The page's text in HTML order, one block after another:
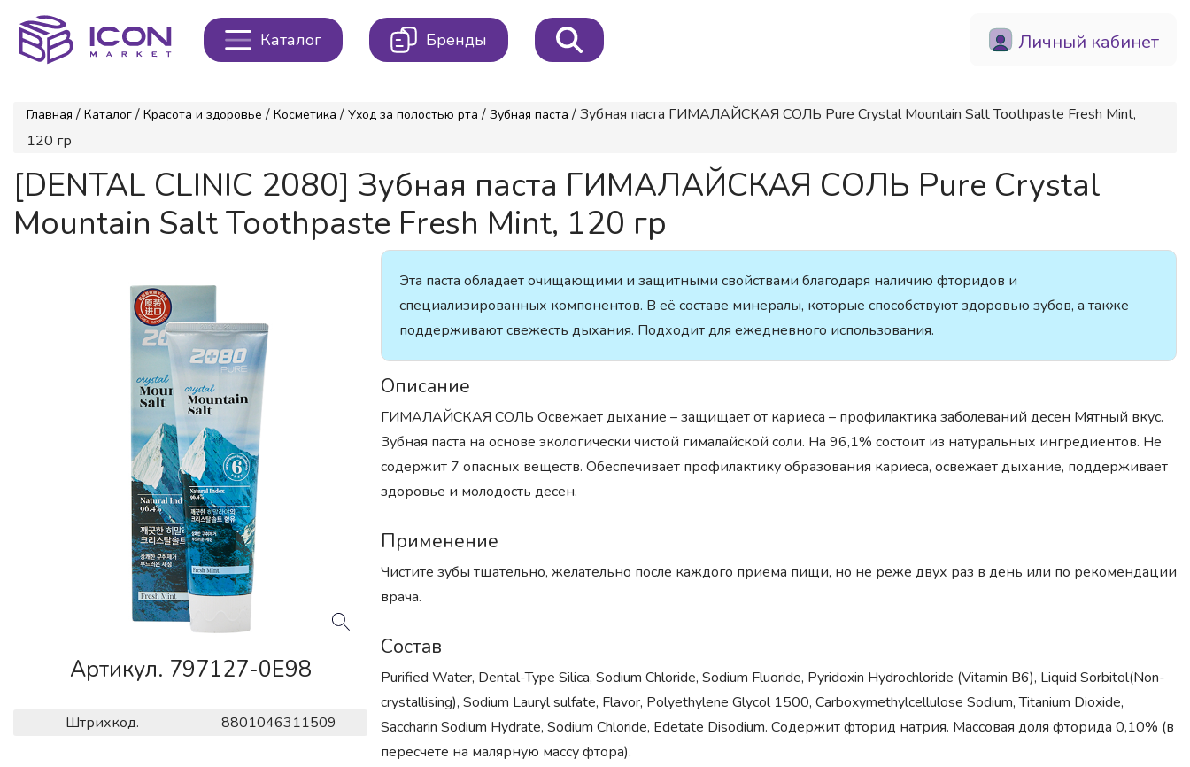
Каталог Бренды Личный кабинет
Главная / Каталог / Красота и здоровье / Косметика / Уход за полостью рта / Зубная паста / Зубная паста ГИМАЛАЙСКАЯ СОЛЬ Pure Crystal Mountain Salt Toothpaste Fresh Mint,
120 гр
[DENTAL CLINIC 2080] Зубная паста ГИМАЛАЙСКАЯ СОЛЬ Pure Crystal
Mountain Salt Toothpaste Fresh Mint, 120 гр
Артикул. 797127-0E98
Штрихкод. 8801046311509
Эта паста обладает очищающими и защитными свойствами благодаря наличию фторидов и
специализированных компонентов. В её составе минералы, которые способствуют здоровью зубов, а также
поддерживают свежесть дыхания. Подходит для ежедневного использования.
Описание
ГИМАЛАЙСКАЯ СОЛЬ Освежает дыхание – защищает от кариеса – профилактика заболеваний десен Мятный вкус.
Зубная паста на основе экологически чистой гималайской соли. На 96,1% состоит из натуральных ингредиентов. Не
содержит 7 опасных веществ. Обеспечивает профилактику образования кариеса, освежает дыхание, поддерживает
здоровье и молодость десен.
Применение
Чистите зубы тщательно, желательно после каждого приема пищи, но не реже двух раз в день или по рекомендации
врача.
Состав
Purified Water, Dental-Type Silica, Sodium Chloride, Sodium Fluoride, Pyridoxin Hydrochloride (Vitamin B6), Liquid Sorbitol(Non-
crystallising), Sodium Lauryl sulfate, Flavor, Polyethylene Glycol 1500, Carboxymethylcellulose Sodium, Titanium Dioxide,
Saccharin Sodium Hydrate, Sodium Chloride, Edetate Disodium. Содержит фторид натрия. Массовая доля фторида 0,10% (в
пересчете на малярную массу фтора).